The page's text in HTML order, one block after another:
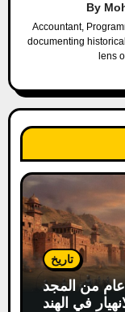
a
i
o
n
By
Accountant,
documenting
lens
تاريخ
المغول: أسرار 500 عام من المجد
في الهند